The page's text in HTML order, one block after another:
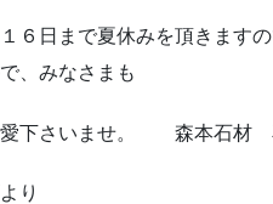
６日まで夏休みを頂きます
、みなさまも
自愛下さいませ。
り